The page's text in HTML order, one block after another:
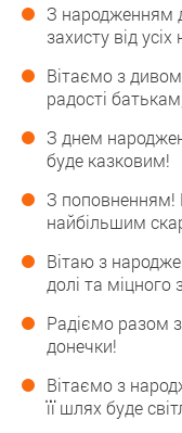
З народженням
захисту від усіх
Вітаємо з
радості
З днем
буде казковим!
З поповненням!
найбільшим
Вітаю з
долі та міцного
Радіємо разом
донечки!
Вітаємо з
її шлях буде